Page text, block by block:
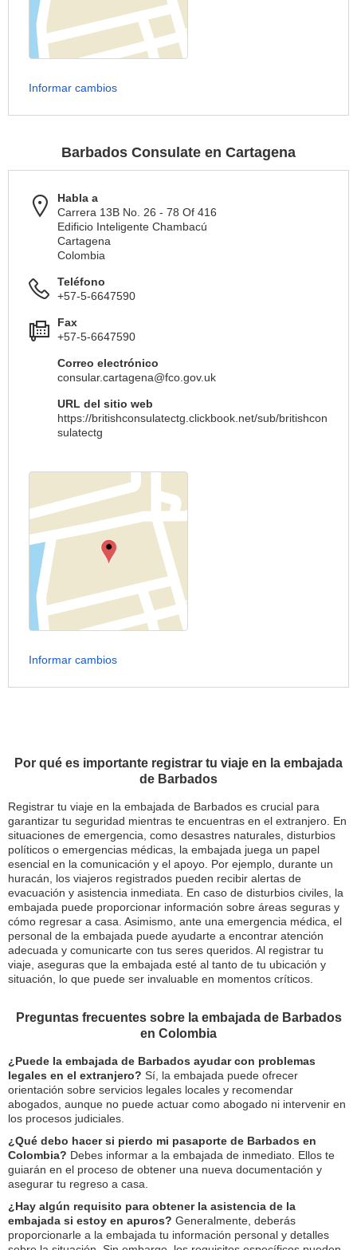
Por qué es importante registrar tu viaje en la embajada
de Barbados
Registrar tu viaje en la embajada de Barbados es crucial para
garantizar tu seguridad mientras te encuentras en el extranjero. En
situaciones de emergencia, como desastres naturales, disturbios
políticos o emergencias médicas, la embajada juega un papel
esencial en la comunicación y el apoyo. Por ejemplo, durante un
huracán, los viajeros registrados pueden recibir alertas de
evacuación y asistencia inmediata. En caso de disturbios civiles, la
embajada puede proporcionar información sobre áreas seguras y
cómo regresar a casa. Asimismo, ante una emergencia médica, el
personal de la embajada puede ayudarte a encontrar atención
adecuada y comunicarte con tus seres queridos. Al registrar tu
viaje, aseguras que la embajada esté al tanto de tu ubicación y
situación, lo que puede ser invaluable en momentos críticos.
Preguntas frecuentes sobre la embajada de Barbados
en Colombia
¿Puede la embajada de Barbados ayudar con problemas
legales en el extranjero? Sí, la embajada puede ofrecer
orientación sobre servicios legales locales y recomendar
abogados, aunque no puede actuar como abogado ni intervenir en
los procesos judiciales.
¿Qué debo hacer si pierdo mi pasaporte de Barbados en
Colombia? Debes informar a la embajada de inmediato. Ellos te
guiarán en el proceso de obtener una nueva documentación y
asegurar tu regreso a casa.
¿Hay algún requisito para obtener la asistencia de la
embajada si estoy en apuros? Generalmente, deberás
proporcionarle a la embajada tu información personal y detalles
Informar cambios
Barbados Consulate en Cartagena
Habla a
Carrera 13B No. 26 - 78 Of 416
Edificio Inteligente Chambacú
Cartagena
Colombia
Teléfono
+57-5-6647590
Fax
+57-5-6647590
Correo electrónico
consular.cartagena@fco.gov.uk
URL del sitio web
https://britishconsulatectg.clickbook.net/sub/britishcon
sulatectg
Informar cambios